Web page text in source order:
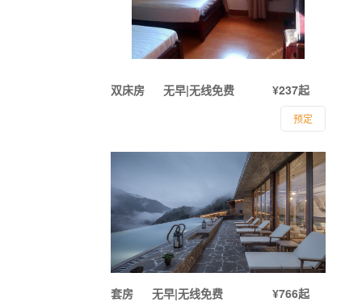
双床房 ¥237起
无早|无线免费
预定
套房 ¥766起
无早|无线免费